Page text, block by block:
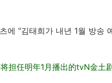
에 "김태희가 내년 1월 방
担任明年1月播出的tvN金土